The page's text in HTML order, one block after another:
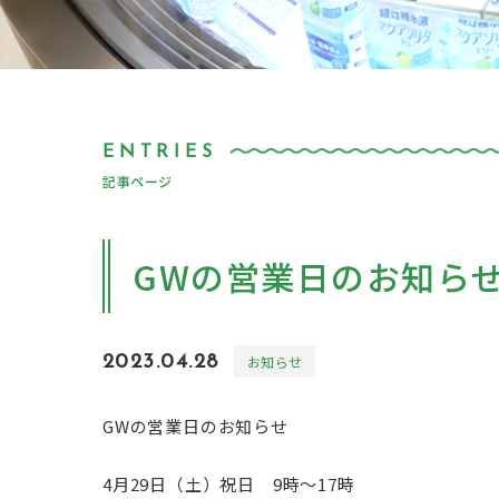
記事ページ
GWの営業日のお知ら
2023.04.28 お知らせ
GWの営業日のお知らせ
4月29日（土）祝日 9時〜17時